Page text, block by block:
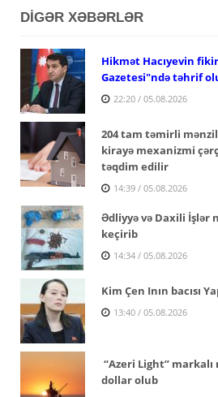
DİGƏR XƏBƏRLƏR
Hikmət Hacıyevin
Gazetesi"ndə təhrif
22:20 / 05.08.2026
204 tam təmirli
kirayə mexanizmi
təqdim edilir
14:39 / 05.08.2026
Ədliyyə və Daxili İşlər
keçirib
14:34 / 05.08.2026
Kim Çen Inın bacısı
13:40 / 05.08.2026
“Azeri Light”
dollar olub